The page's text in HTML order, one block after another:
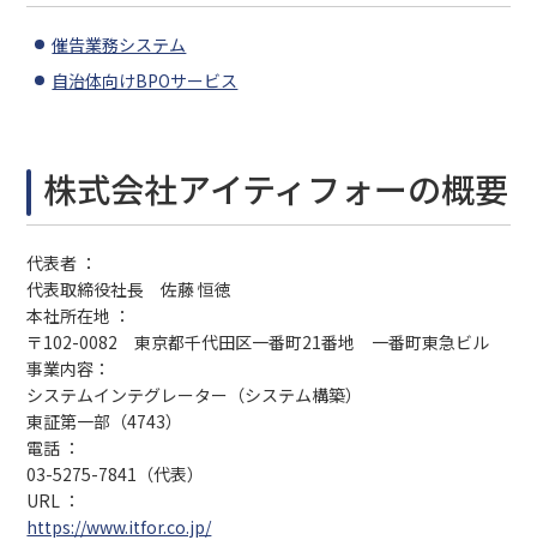
催告業務システム
自治体向けBPOサービス
株式会社アイティフォーの概要
代表者 ：
代表取締役社長 佐藤 恒徳
本社所在地 ：
〒102-0082 東京都千代田区一番町21番地 一番町東急ビル
事業内容：
システムインテグレーター（システム構築）
東証第一部（4743）
電話 ：
03-5275-7841（代表）
URL ：
https://www.itfor.co.jp/